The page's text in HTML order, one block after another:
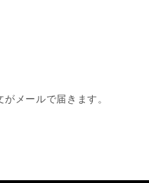
メールで届きます。